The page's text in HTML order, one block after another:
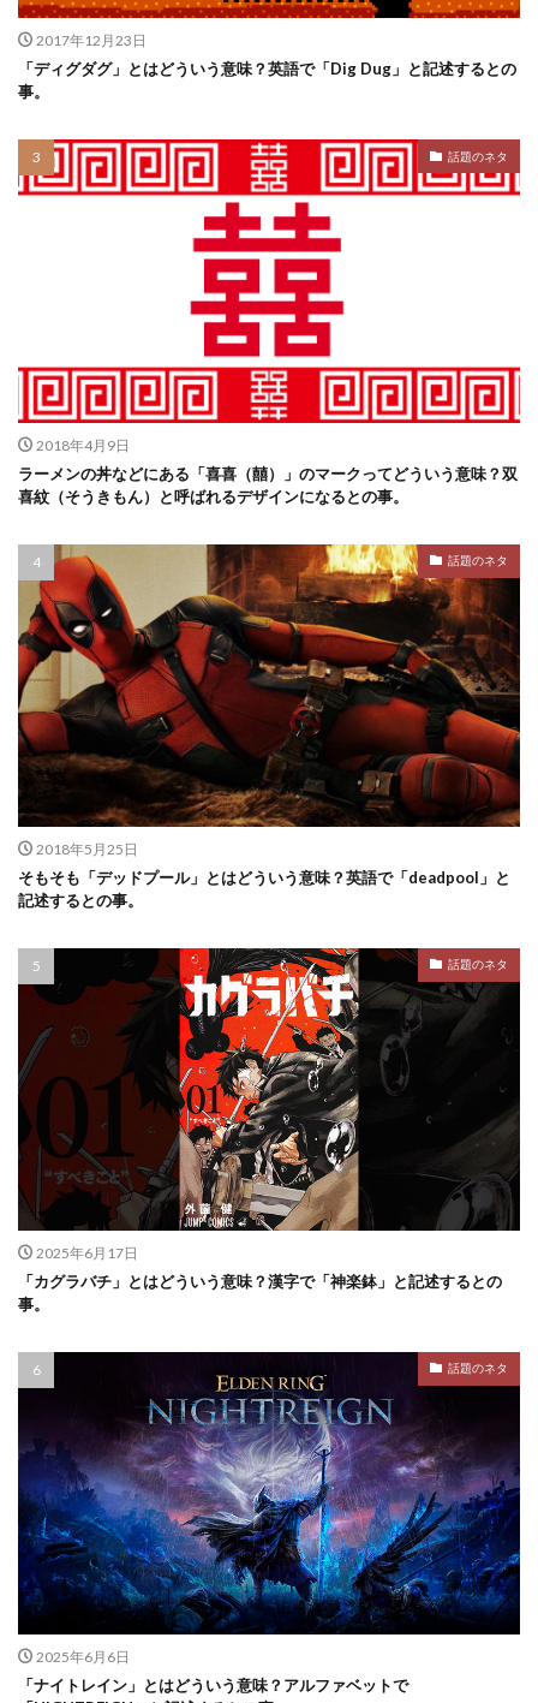
2017年12月23日
「ディグダグ」とはどういう意味？英語で「Dig Dug」と記述するとの
事。
話題のネタ
2018年4月9日
ラーメンの丼などにある「喜喜（囍）」のマークってどういう意味？双
喜紋（そうきもん）と呼ばれるデザインになるとの事。
話題のネタ
2018年5月25日
そもそも「デッドプール」とはどういう意味？英語で「deadpool」と
記述するとの事。
話題のネタ
2025年6月17日
「カグラバチ」とはどういう意味？漢字で「神楽鉢」と記述するとの
事。
話題のネタ
2025年6月6日
「ナイトレイン」とはどういう意味？アルファベットで